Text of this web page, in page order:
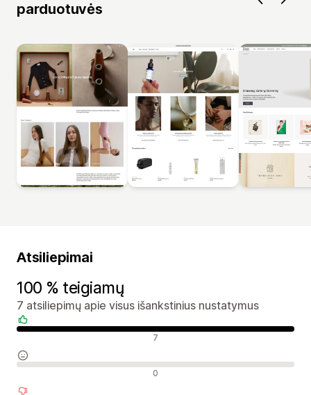
parduotuvės
Atsiliepimai
100 % teigiamų
7 atsiliepimų apie visus išankstinius nustatymus
Teigiami atsiliepimai 7
Neutralūs atsiliepimai 0